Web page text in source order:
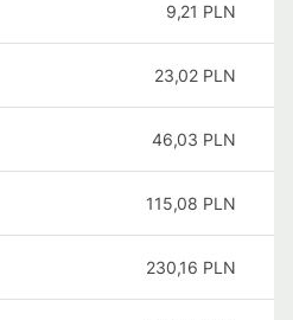
9,21 PLN
23,02 PLN
46,03 PLN
115,08 PLN
230,16 PLN